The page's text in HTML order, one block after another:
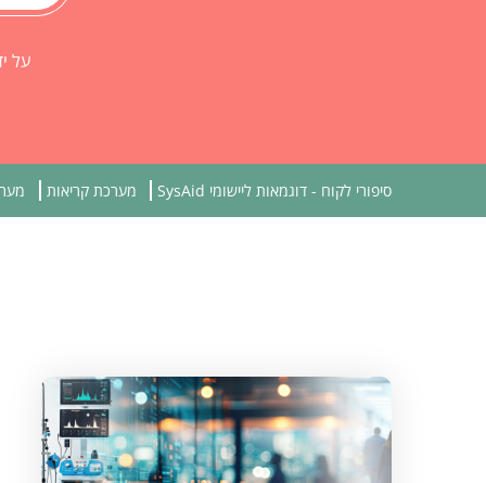
סיפורי לקוח - דוגמאות ליישומי SysAid מערכת קריאות